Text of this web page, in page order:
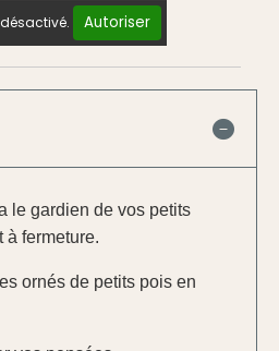
Autoriser
le gardien de vos petits
à fermeture.
ornés de petits pois en